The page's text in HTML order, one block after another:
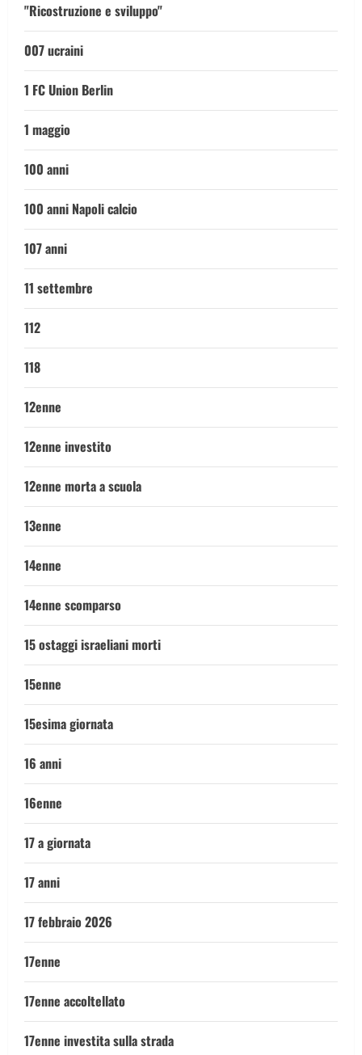
"Ricostruzione e sviluppo"
007 ucraini
1 FC Union Berlin
1 maggio
100 anni
100 anni Napoli calcio
107 anni
11 settembre
112
118
12enne
12enne investito
12enne morta a scuola
13enne
14enne
14enne scomparso
15 ostaggi israeliani morti
15enne
15esima giornata
16 anni
16enne
17 a giornata
17 anni
17 febbraio 2026
17enne
17enne accoltellato
17enne investita sulla strada